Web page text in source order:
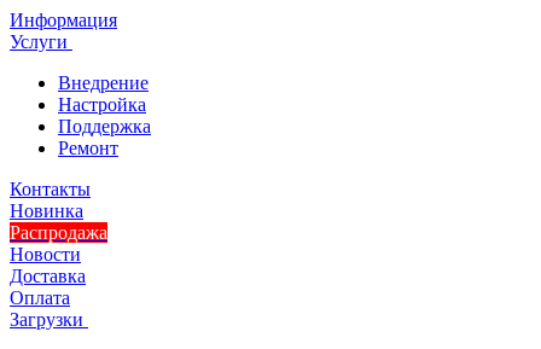
Информация
Услуги
Внедрение
Настройка
Поддержка
Ремонт
Контакты
Новинка
Распродажа
Новости
Доставка
Оплата
Загрузки